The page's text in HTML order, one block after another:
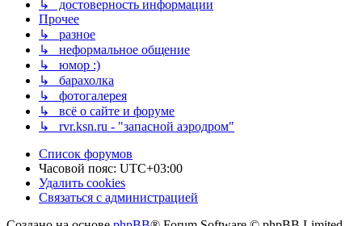
↳ достоверность информации
Прочее
↳ разное
↳ неформальное общение
↳ юмор :)
↳ барахолка
↳ фотогалерея
↳ всё о сайте и форуме
↳ rvr.ksn.ru - "запасной аэродром"
Список форумов
Часовой пояс: UTC+03:00
Удалить cookies
Связаться с администрацией